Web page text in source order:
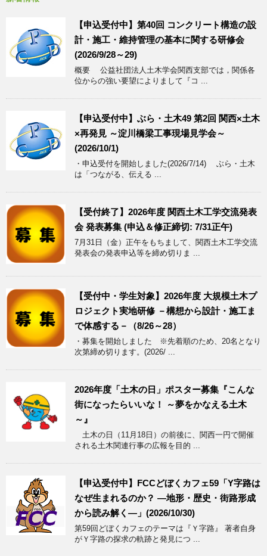
【申込受付中】第40回 コンクリート構造の設
計・施工・維持管理の基本に関する研修会
(2026/9/28～29)
概要 公益社団法人土木学会関西支部では，関係各
位からの強い要望によりまして『コ ...
【申込受付中】ぶら・土木49 第2回 関西×土木
×再発見 ～淀川橋梁工事現場見学会～
(2026/10/1)
・申込受付を開始しました(2026/7/14) ぶら・土木
は「つながる、伝える ...
【受付終了】2026年度 関西土木工学交流発表
会 発表募集 (申込＆修正締切: 7/31正午)
7月31日（金）正午をもちまして、関西土木工学交流
発表会の発表申込等を締め切りま ...
【受付中・学生対象】2026年度 大規模土木プ
ロジェクト実地研修 －構想から設計・施工ま
で体感する－（8/26～28）
・募集を開始しました ※先着順のため、20名となり
次第締め切ります。(2026/ ...
2026年度「土木の日」ポスター募集『こんな
街になったらいいな！ ～夢をかなえる土木
～』
土木の日（11月18日）の前後に、関西一円で開催
される土木関連行事の広報を目的 ...
【申込受付中】FCCどぼくカフェ59「Y字路は
なぜ生まれるのか？ ―地形・歴史・街路形成
から読み解く―」(2026/10/30)
第59回どぼくカフェのテーマは『Ｙ字路』 著者自身
がＹ字路の探求の軌跡と発見につ ...